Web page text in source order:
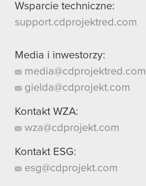
Wsparcie techniczne:
support.cdprojektred.com
Media i inwestorzy:
media@cdprojektred.com
gielda@cdprojekt.com
Kontakt WZA:
wza@cdprojekt.com
Kontakt ESG:
esg@cdprojekt.com